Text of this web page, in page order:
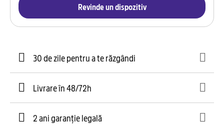
Revinde un dispozitiv
30 de zile pentru a te răzgândi
Livrare în 48/72h
2 ani garanție legală